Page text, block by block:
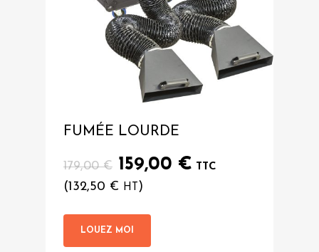
FUMÉE LOURDE
179,00€ Le
prix
était :
179,00 €.
159,00 € Le
TTC
(132,50 € HT )
LOUEZ MOI